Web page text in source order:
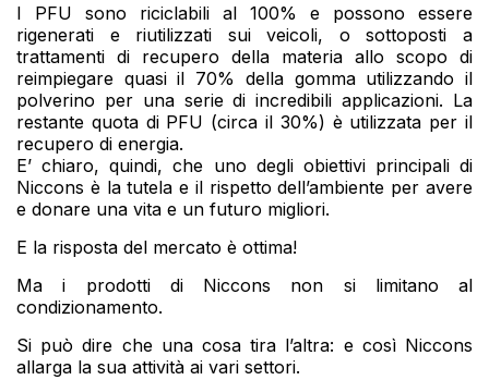
I PFU sono riciclabili al 100% e possono essere
rigenerati e riutilizzati sui veicoli, o sottoposti a
trattamenti di recupero della materia allo scopo di
reimpiegare quasi il 70% della gomma utilizzando il
polverino per una serie di incredibili applicazioni. La
restante quota di PFU (circa il 30%) è utilizzata per il
recupero di energia.
E’ chiaro, quindi, che uno degli obiettivi principali di
Niccons è la tutela e il rispetto dell’ambiente per avere
e donare una vita e un futuro migliori.
E la risposta del mercato è ottima!
Ma i prodotti di Niccons non si limitano al
condizionamento.
Si può dire che una cosa tira l’altra: e così Niccons
allarga la sua attività ai vari settori.